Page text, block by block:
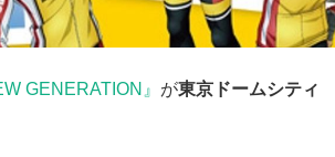
GENERATION 』 が東京ドームシティ